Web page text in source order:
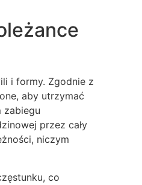
i formy. Zgodnie z
aby utrzymać
zabiegu
przez cały
niczym
co